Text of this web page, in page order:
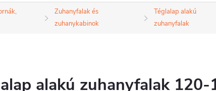
Zuhanyfalak és
zuhanykabinok
Téglalap alakú
zuhanyfalak
alakú zuhanyfalak 120-